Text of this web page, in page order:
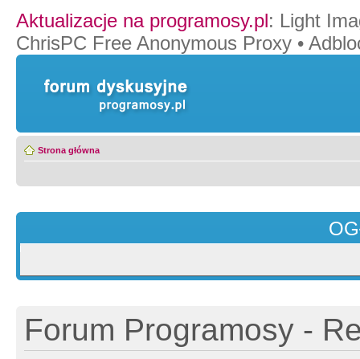
Aktualizacje na programosy.pl: Light
ChrisPC Free Anonymous Proxy •
Strona główna
Forum Programosy -